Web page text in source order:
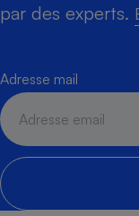
par des experts.
Adresse mail